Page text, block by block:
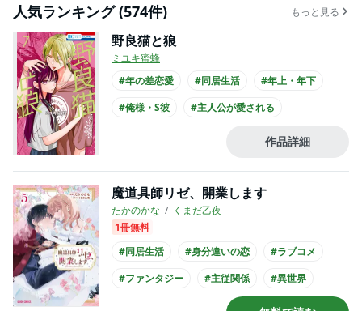
人気ランキング (574件) もっと見る
野良猫と狼
ミユキ蜜蜂
#年の差恋愛
#同居生活
#年上・年下
#俺様・S彼
#主人公が愛される
#ひねくれ男子
#長身男子
作品詳細
魔道具師リゼ、開業します
たかのかな
くまだ乙夜
1冊無料
#同居生活
#身分違いの恋
#ラブコメ
#ファンタジー
#主従関係
#異世界
#王族・貴族との恋愛